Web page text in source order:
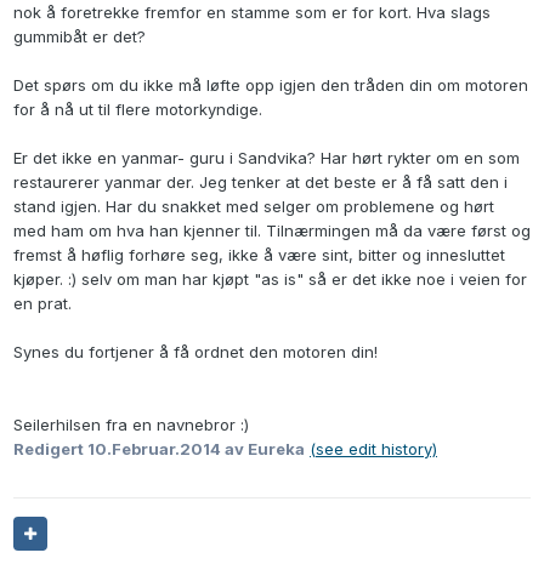
nok å foretrekke fremfor en stamme som er for kort. Hva slags
gummibåt er det?
Det spørs om du ikke må løfte opp igjen den tråden din om motoren
for å nå ut til flere motorkyndige.
Er det ikke en yanmar- guru i Sandvika? Har hørt rykter om en som
restaurerer yanmar der. Jeg tenker at det beste er å få satt den i
stand igjen. Har du snakket med selger om problemene og hørt
med ham om hva han kjenner til. Tilnærmingen må da være først og
fremst å høflig forhøre seg, ikke å være sint, bitter og innesluttet
kjøper. :) selv om man har kjøpt "as is" så er det ikke noe i veien for
en prat.
Synes du fortjener å få ordnet den motoren din!
Seilerhilsen fra en navnebror :)
Redigert 10.Februar.2014 av Eureka (see edit history)